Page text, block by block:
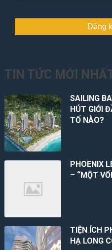
Đăng
TIN TỨC MỚI
SAILING
HÚT GIỚI
TỐ NÀO?
PHOENIX
– “MỘT
TIỆN ÍCH
HẠ LONG